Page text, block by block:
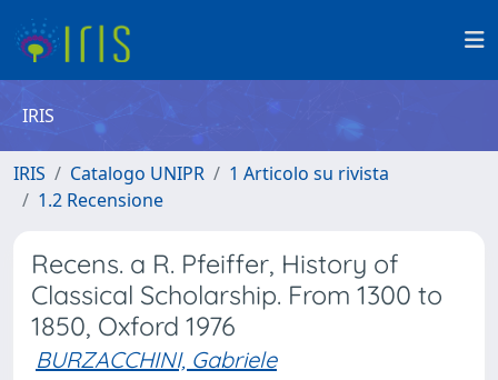
IRIS
IRIS Catalogo UNIPR
1 Articolo su rivista
1.2 Recensione
Recens. a R. Pfeiffer, History of
Classical Scholarship. From 1300 to
1850, Oxford 1976
BURZACCHINI, Gabriele